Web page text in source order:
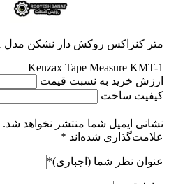
متر کنزاکس روکش دار نشکن مدل KMT-1
Kenzax Tape Measure KMT-1
ارزش خرید به نسبت قیمت
کیفیت ساخت
نشانی ایمیل شما منتشر نخواهد شد.
علامت‌گذاری شده‌اند *
عنوان نظر شما (اجباری)*